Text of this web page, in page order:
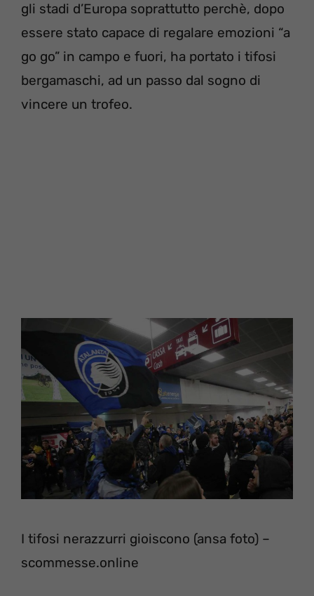
gli stadi d’Europa soprattutto perchè, dopo
essere stato capace di regalare emozioni “a
go go” in campo e fuori, ha portato i tifosi
bergamaschi, ad un passo dal sogno di
vincere un trofeo.
I tifosi nerazzurri gioiscono (ansa foto) –
scommesse.online